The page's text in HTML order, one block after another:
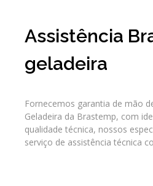
Assistência
geladeira
Fornecemos garantia de mão
Geladeira da Brastemp, com
qualidade técnica, nossos
serviço de assistência técnica